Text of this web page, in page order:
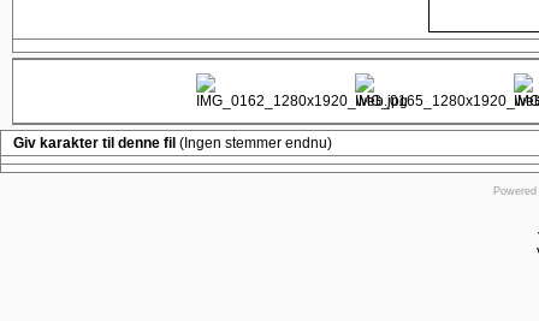
Giv karakter til denne fil (Ingen stemmer endnu)